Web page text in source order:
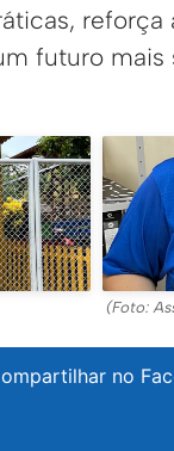
futuro
(Foto:
no